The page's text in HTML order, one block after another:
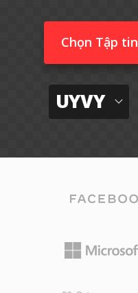
Chọn Tập tin
UYVY